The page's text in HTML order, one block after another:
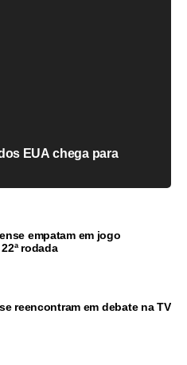
EUA chega para
empatam em jogo
rodada
reencontram em debate na TV